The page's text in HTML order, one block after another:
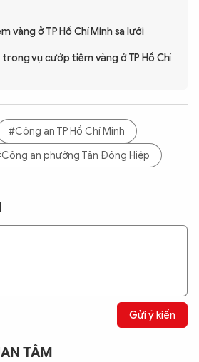
vàng ở TP Hồ Chí Minh sa lưới
vụ cướp tiệm vàng ở TP Hồ Chí
#Công an TP Hồ Chí Minh
an phường Tân Đông Hiệp
Gửi ý kiến
TÂM